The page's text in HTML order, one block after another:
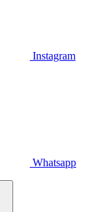
Instagram
Whatsapp